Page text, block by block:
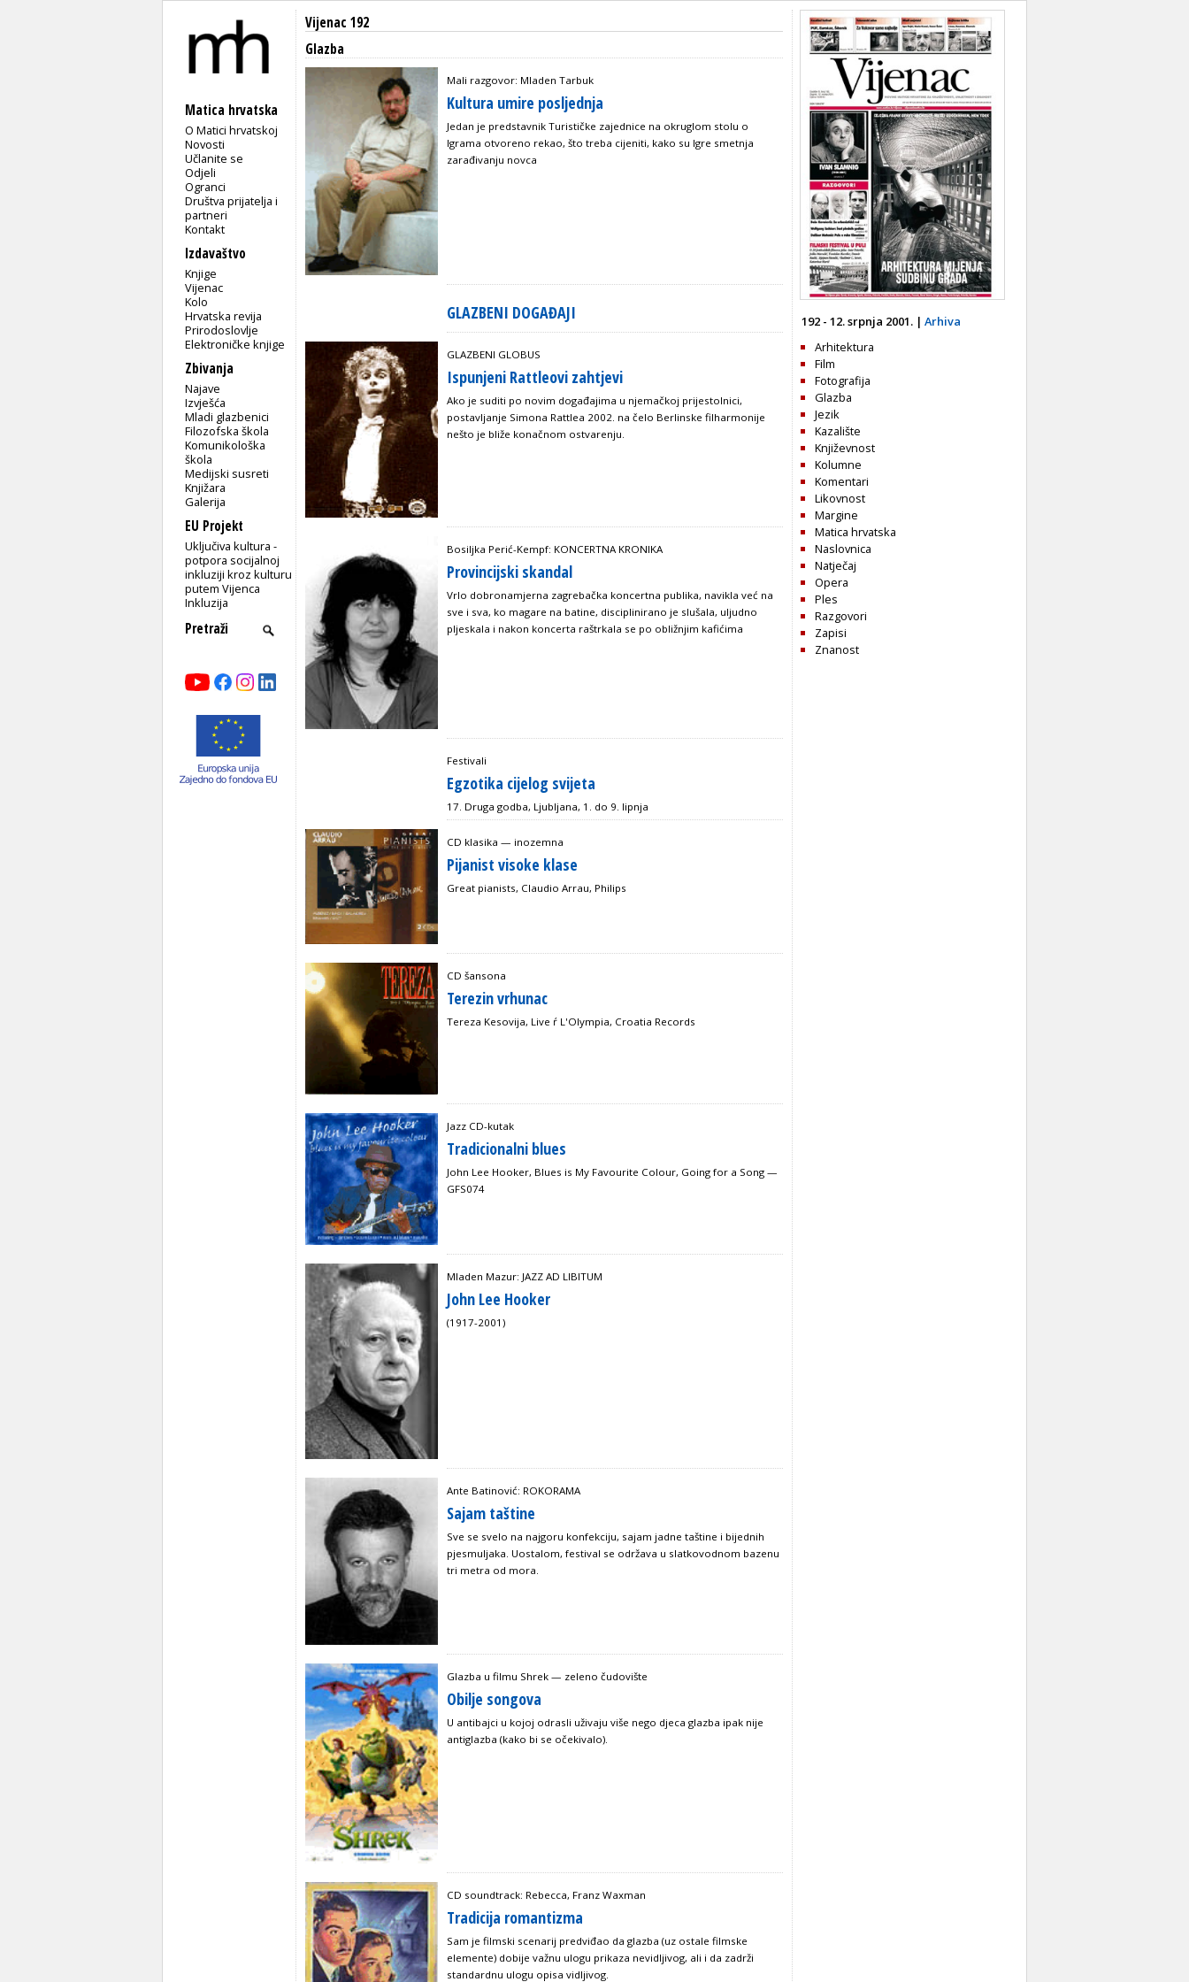
Matica hrvatska
O Matici hrvatskoj
Novosti
Učlanite se
Odjeli
Ogranci
Društva prijatelja i
partneri
Kontakt
Izdavaštvo
Knjige
Vijenac
Kolo
Hrvatska revija
Prirodoslovlje
Elektroničke knjige
Zbivanja
Najave
Izvješća
Mladi glazbenici
Filozofska škola
Komunikološka
škola
Medijski susreti
Knjižara
Galerija
EU Projekt
Uključiva kultura -
potpora socijalnoj
inkluziji kroz kulturu
putem Vijenca
Inkluzija
Vijenac 192
Glazba
Mali razgovor: Mladen Tarbuk
Kultura umire posljednja
Jedan je predstavnik Turističke zajednice na okruglom stolu o
Igrama otvoreno rekao, što treba cijeniti, kako su Igre smetnja
zarađivanju novca
GLAZBENI DOGAĐAJI
GLAZBENI GLOBUS
Ispunjeni Rattleovi zahtjevi
Ako je suditi po novim događajima u njemačkoj prijestolnici,
postavljanje Simona Rattlea 2002. na čelo Berlinske filharmonije
nešto je bliže konačnom ostvarenju.
Bosiljka Perić-Kempf: KONCERTNA KRONIKA
Provincijski skandal
Vrlo dobronamjerna zagrebačka koncertna publika, navikla već na
sve i sva, ko magare na batine, disciplinirano je slušala, uljudno
pljeskala i nakon koncerta raštrkala se po obližnjim kafićima
Festivali
Egzotika cijelog svijeta
17. Druga godba, Ljubljana, 1. do 9. lipnja
CD klasika — inozemna
Pijanist visoke klase
Great pianists, Claudio Arrau, Philips
CD šansona
Terezin vrhunac
Tereza Kesovija, Live ŕ L'Olympia, Croatia Records
Jazz CD-kutak
Tradicionalni blues
John Lee Hooker, Blues is My Favourite Colour, Going for a Song —
GFS074
Mladen Mazur: JAZZ AD LIBITUM
John Lee Hooker
(1917-2001)
Ante Batinović: ROKORAMA
Sajam taštine
Sve se svelo na najgoru konfekciju, sajam jadne taštine i bijednih
pjesmuljaka. Uostalom, festival se održava u slatkovodnom bazenu
tri metra od mora.
Glazba u filmu Shrek — zeleno čudovište
Obilje songova
U antibajci u kojoj odrasli uživaju više nego djeca glazba ipak nije
antiglazba (kako bi se očekivalo).
CD soundtrack: Rebecca, Franz Waxman
Tradicija romantizma
Sam je filmski scenarij predviđao da glazba (uz ostale filmske
elemente) dobije važnu ulogu prikaza nevidljivog, ali i da zadrži
standardnu ulogu opisa vidljivog.
192 - 12. srpnja 2001. | Arhiva
Arhitektura
Film
Fotografija
Glazba
Jezik
Kazalište
Književnost
Kolumne
Komentari
Likovnost
Margine
Matica hrvatska
Naslovnica
Natječaj
Opera
Ples
Razgovori
Zapisi
Znanost